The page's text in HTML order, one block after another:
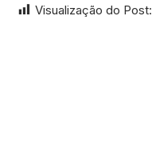
Visualização do Post: